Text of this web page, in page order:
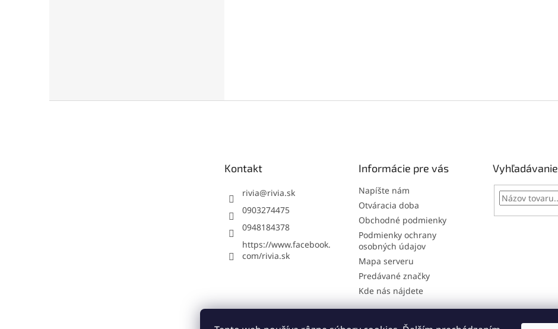
Kontakt
rivia@rivia.sk
0903274475
0948184378
https://www.facebook.
com/rivia.sk
Informácie pre vás
Napíšte nám
Otváracia doba
Obchodné podmienky
Podmienky ochrany
osobných údajov
Mapa serveru
Predávané značky
Kde nás nájdete
Vyhľadávanie